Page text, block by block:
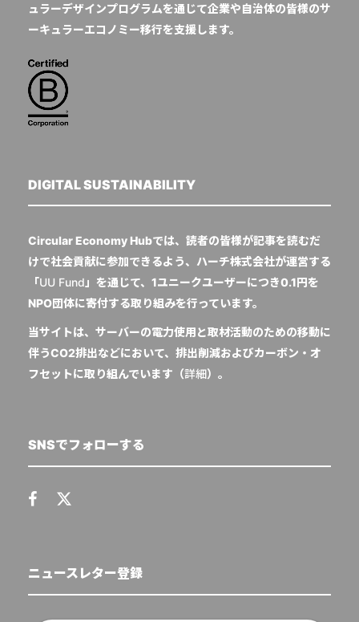
ュラーデザインプログラムを通じて企業や自治体の皆様のサ
ーキュラーエコノミー移行を支援します。
DIGITAL SUSTAINABILITY
Circular Economy Hubでは、読者の皆様が記事を読むだ
けで社会貢献に参加できるよう、ハーチ株式会社が運営する
「UU Fund 」を通じて、1ユニークユーザーにつき0.1円を
NPO団体に寄付する取り組みを行っています。
当サイトは、サーバーの電力使用と取材活動のための移動に
伴うCO2排出などにおいて、排出削減およびカーボン・オ
フセットに取り組んでいます（詳細）。
SNSでフォローする
ニュースレター登録